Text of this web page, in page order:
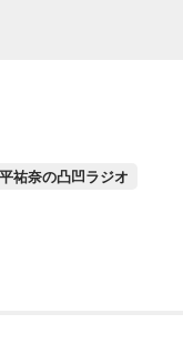
平祐奈の凸凹ラジオ